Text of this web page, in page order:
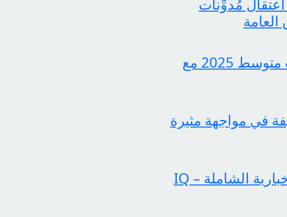
مُدوِّنات
اكتشف الآن كيفية الاستعلام عن نتائج الثالث متوسط 2025 مع
في مواجهة مثيرة
عملياتنا تحقق إنجازات بارزة في الساحة الإخبارية الشاملة – IQ